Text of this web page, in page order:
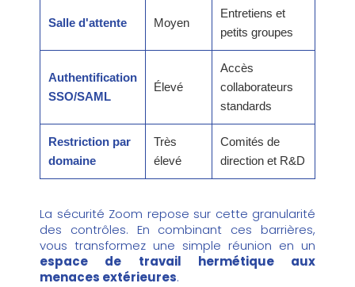
Salle d'attente Moyen
Entretiens et
petits groupes
Authentification
SSO/SAML
Élevé
Accès
collaborateurs
standards
Restriction par
domaine
Très
élevé
Comités de
direction et R&D
La sécurité Zoom repose sur cette granularité
des contrôles. En combinant ces barrières,
vous transformez une simple réunion en un
espace de travail hermétique aux
menaces extérieures.